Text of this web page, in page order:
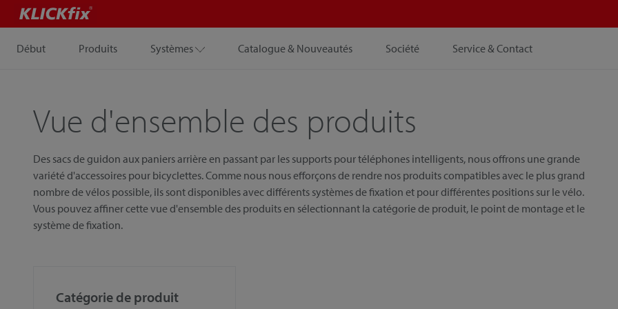
Début Produits Systèmes Catalogue & Nouveautés Société Service & Contact
Vue d'ensemble des produits
Des sacs de guidon aux paniers arrière en passant par les supports pour téléphones intelligents, nous offrons une grande
variété d'accessoires pour bicyclettes. Comme nous nous efforçons de rendre nos produits compatibles avec le plus grand
nombre de vélos possible, ils sont disponibles avec différents systèmes de fixation et pour différentes positions sur le vélo.
Vous pouvez affiner cette vue d'ensemble des produits en sélectionnant la catégorie de produit, le point de montage et le
système de fixation.
Catégorie de produit